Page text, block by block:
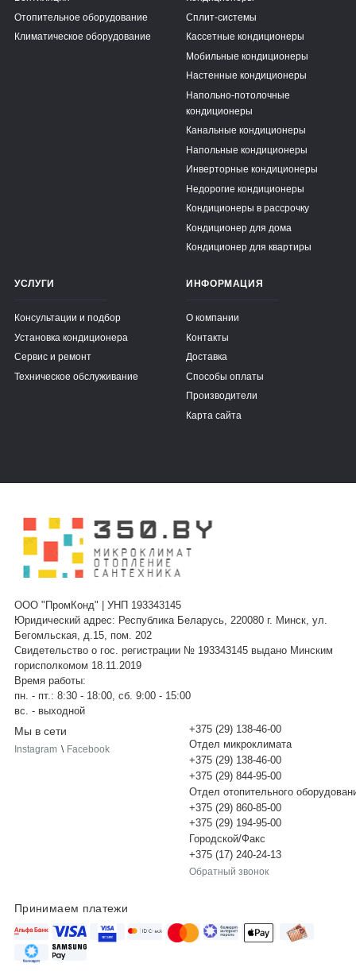
Отопительное оборудование
Климатическое оборудование
Сплит-системы
Кассетные кондиционеры
Мобильные кондиционеры
Настенные кондиционеры
Напольно-потолочные
кондиционеры
Канальные кондиционеры
Напольные кондиционеры
Инверторные кондиционеры
Недорогие кондиционеры
Кондиционеры в рассрочку
Кондиционер для дома
Кондиционер для квартиры
УСЛУГИ
Консультации и подбор
Установка кондиционера
Сервис и ремонт
Техническое обслуживание
ИНФОРМАЦИЯ
О компании
Контакты
Доставка
Способы оплаты
Производители
Карта сайта
ООО "ПромКонд" | УНП 193343145
Юридический адрес: Республика Беларусь, 220080 г. Минск, ул.
Бегомльская, д.15, пом. 202
Свидетельство о гос. регистрации № 193343145 выдано Минским
горисполкомом 18.11.2019
Время работы:
пн. - пт.: 8:30 - 18:00, сб. 9:00 - 15:00
вс. - выходной
+375 (29) 138-46-00
Отдел микроклимата
+375 (29) 138-46-00
+375 (29) 844-95-00
Отдел отопительного
+375 (29) 860-85-00
+375 (29) 194-95-00
Городской/Факс
+375 (17) 240-24-13
Обратный звонок
Мы в сети
Instagram \ Facebook
Принимаем платежи